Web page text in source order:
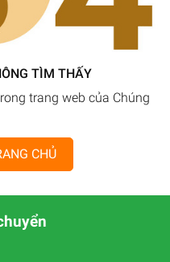
TÌM THẤY
trang web của Chúng
CHỦ